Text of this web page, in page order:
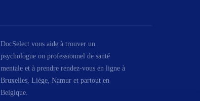
DocSelect vous aide à trouver un
psychologue ou professionnel de santé
mentale et à prendre rendez-vous en ligne à
Bruxelles, Liège, Namur et partout en
Belgique.